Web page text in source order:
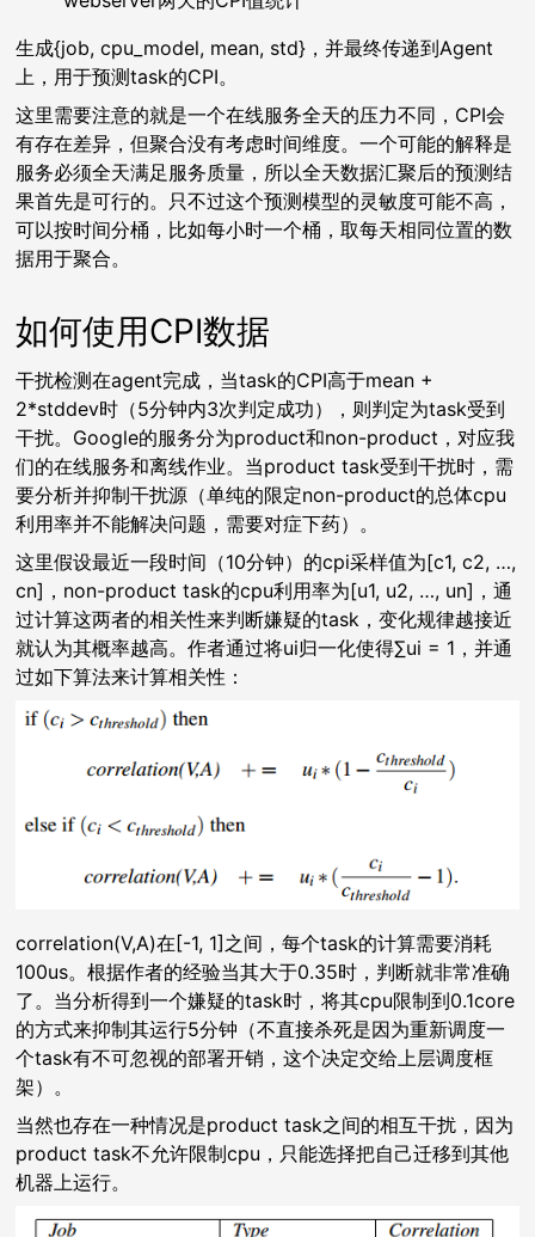
生成{job, cpu_model, mean, std}，并最终传递到Agent
上，用于预测task的CPI。
这里需要注意的就是一个在线服务全天的压力不同，CPI会
有存在差异，但聚合没有考虑时间维度。一个可能的解释是
服务必须全天满足服务质量，所以全天数据汇聚后的预测结
果首先是可行的。只不过这个预测模型的灵敏度可能不高，
可以按时间分桶，比如每小时一个桶，取每天相同位置的数
据用于聚合。
如何使用CPI数据
干扰检测在agent完成，当task的CPI高于mean +
2*stddev时（5分钟内3次判定成功），则判定为task受到
干扰。Google的服务分为product和non-product，对应我
们的在线服务和离线作业。当product task受到干扰时，需
要分析并抑制干扰源（单纯的限定non-product的总体cpu
利用率并不能解决问题，需要对症下药）。
这里假设最近一段时间（10分钟）的cpi采样值为[c1, c2, …,
cn]，non-product task的cpu利用率为[u1, u2, …, un]，通
过计算这两者的相关性来判断嫌疑的task，变化规律越接近
就认为其概率越高。作者通过将ui归一化使得∑ui = 1，并通
过如下算法来计算相关性：
correlation(V,A)在[-1, 1]之间，每个task的计算需要消耗
100us。根据作者的经验当其大于0.35时，判断就非常准确
了。当分析得到一个嫌疑的task时，将其cpu限制到0.1core
的方式来抑制其运行5分钟（不直接杀死是因为重新调度一
个task有不可忽视的部署开销，这个决定交给上层调度框
架）。
当然也存在一种情况是product task之间的相互干扰，因为
product task不允许限制cpu，只能选择把自己迁移到其他
机器上运行。